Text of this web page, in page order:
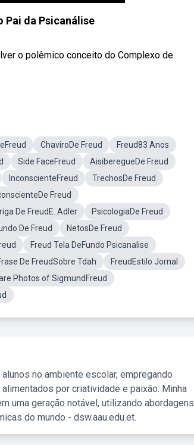
Pai da Psicanálise
o polêmico conceito do Complexo de
ChaviroDe Freud
Freud83 Anos
Side FaceFreud
AisiberegueDe Freud
InconscienteFreud
TrechosDe Freud
Freud
De FreudE. Adler
PsicologiaDe Freud
De Freud
NetosDe Freud
Freud Tela DeFundo Psicanalise
De FreudSobre Tdah
FreudEstilo Jornal
Photos of SigmundFreud
no ambiente escolar, empregando
por criatividade e paixão. Minha
uma geração notável, utilizando abordagens
do mundo - dsw.aau.edu.et.